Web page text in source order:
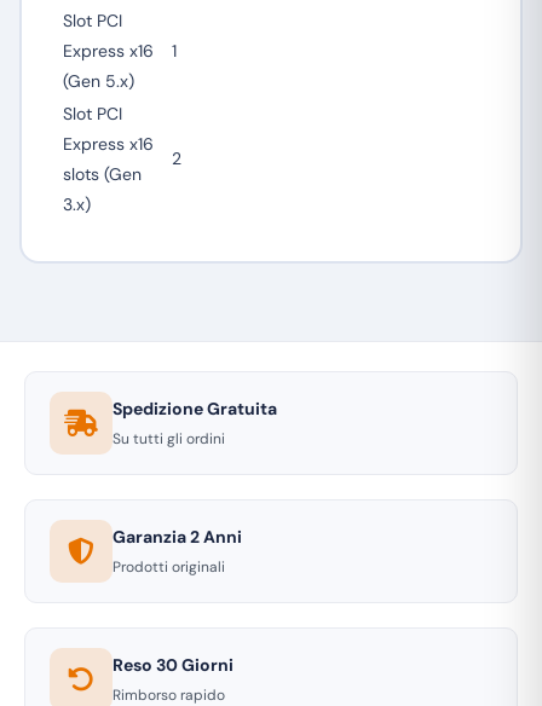
Slot PCI
Express x16
(Gen 5.x)
1
Slot PCI
Express x16
slots (Gen
3.x)
2
Spedizione Gratuita
Su tutti gli ordini
Garanzia 2 Anni
Prodotti originali
Reso 30 Giorni
Rimborso rapido